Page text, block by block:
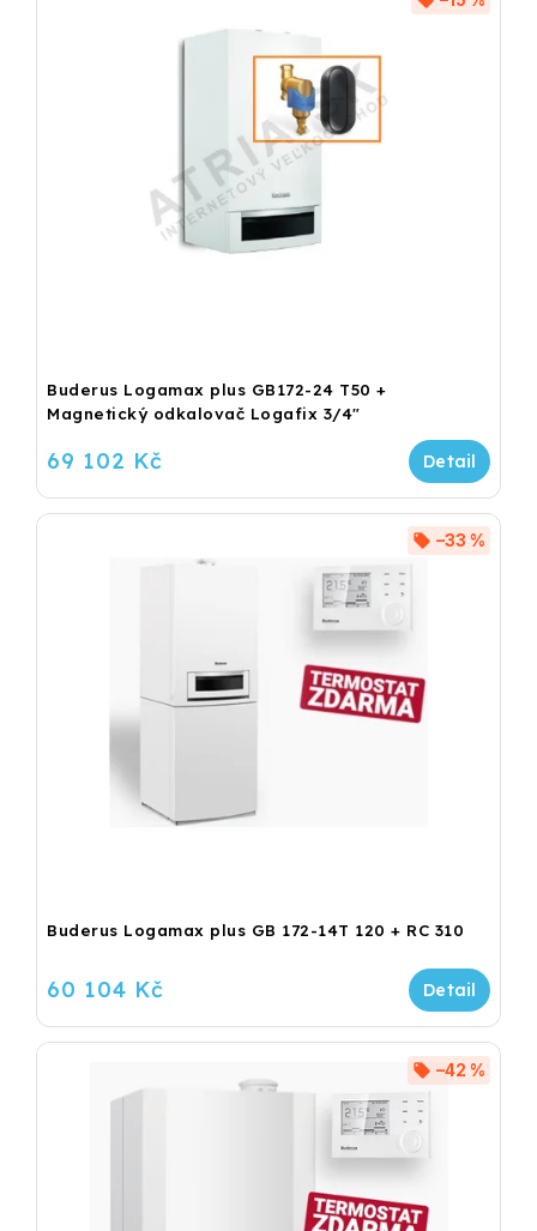
Buderus Logamax plus GB172-24 T50 +
Magnetický odkalovač Logafix 3/4"
69 102 Kč
Buderus Logamax plus GB 172-14T 120 + RC 310
–33 %
60 104 Kč
–42 %